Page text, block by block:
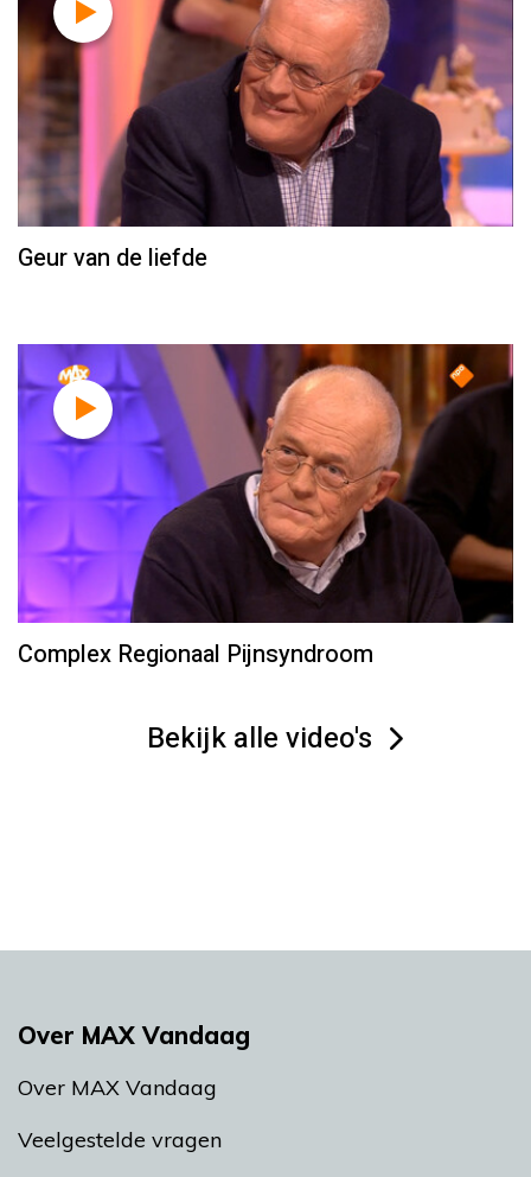
Geur van de liefde
Complex Regionaal Pijnsyndroom
Bekijk alle video's
Over MAX Vandaag
Over MAX Vandaag
Veelgestelde vragen